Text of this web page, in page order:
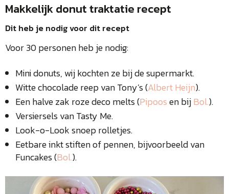
Makkelijk donut traktatie recept
Dit heb je nodig voor dit recept
Voor 30 personen heb je nodig:
Mini donuts, wij kochten ze bij de supermarkt.
Witte chocolade reep van Tony’s (Albert Heijn).
Een halve zak roze deco melts (Pipoosen bijBol.).
Versiersels van Tasty Me.
Look-o-Look snoep rolletjes.
Eetbare inkt stiften of pennen, bijvoorbeeld van
Funcakes (Bol.).